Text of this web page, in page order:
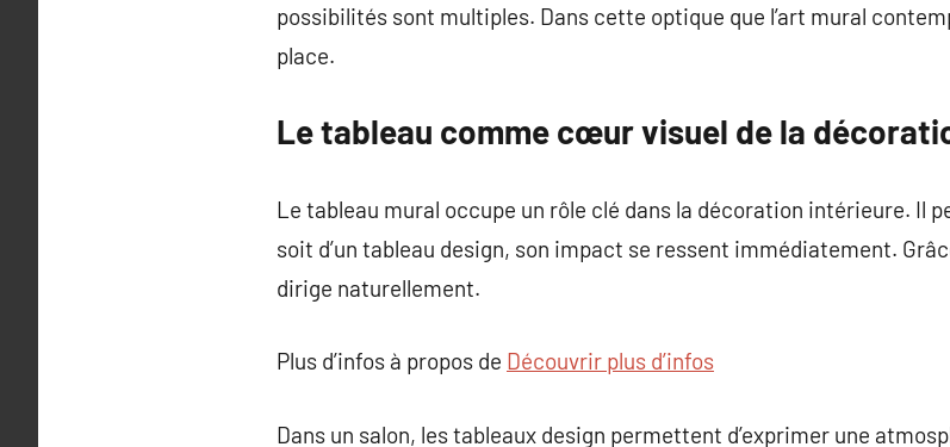
possibilités sont multiples. Dans cette optique que l’art mural
place.
Le tableau comme cœur visuel de la
Le tableau mural occupe un rôle clé dans la décoration intérieure. Il
soit d’un tableau design, son impact se ressent immédiatement.
dirige naturellement.
Plus d’infos à propos de Découvrir plus d’infos
Dans un salon, les tableaux design permettent d’exprimer une